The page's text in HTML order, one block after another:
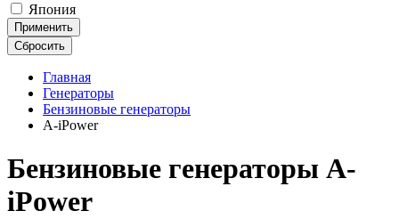
Япония
Применить
Сбросить
Главная
Генераторы
Бензиновые генераторы
A-iPower
Бензиновые генераторы A-
iPower